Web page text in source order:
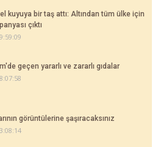
el kuyuya bir taş attı: Altından tüm ülke için
çıktı
geçen yararlı ve zararlı gıdalar
görüntülerine şaşıracaksınız